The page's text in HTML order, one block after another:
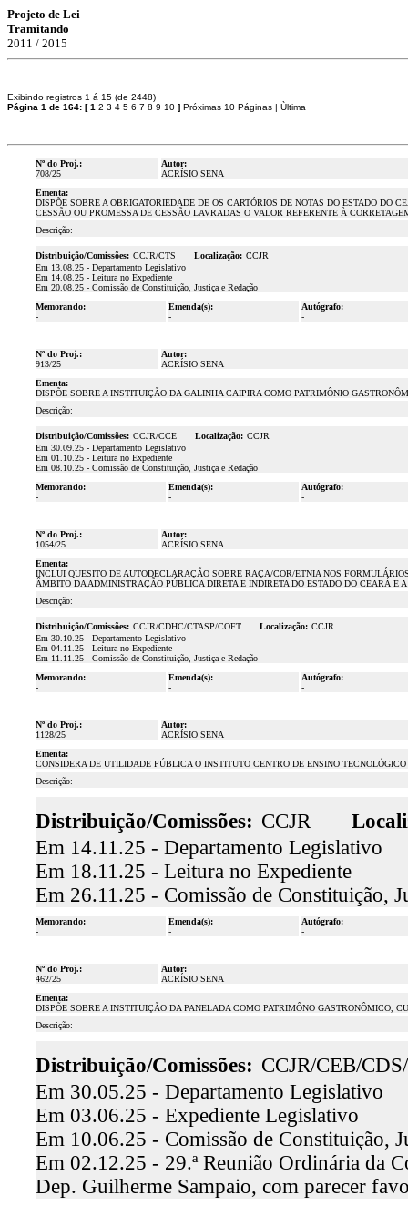
Projeto de Lei
Tramitando
2011 / 2015
Exibindo registros 1 á 15 (de 2448)
Página 1 de 164: [1 2 3 4 5 6 7 8 9 10 ] Próximas 10 Páginas | Ùltima
Nº do Proj.:
708/25
Autor:
ACRÍSIO SENA
Ementa:
DISPÕE SOBRE A OBRIGATORIEDADE DE OS CARTÓRIOS DE NOTAS DO ESTADO
CESSÃO OU PROMESSA DE CESSÃO LAVRADAS O VALOR REFERENTE À
Descrição:
Distribuição/Comissões: CCJR/CTS Localização: CCJR
Em 13.08.25 - Departamento Legislativo
Em 14.08.25 - Leitura no Expediente
Em 20.08.25 - Comissão de Constituição, Justiça e Redação
Memorando:
-
Emenda(s):
-
Autógrafo:
-
Nº do Proj.:
913/25
Autor:
ACRÍSIO SENA
Ementa:
DISPÕE SOBRE A INSTITUIÇÃO DA GALINHA CAIPIRA COMO PATRIMÔNIO
Descrição:
Distribuição/Comissões: CCJR/CCE Localização: CCJR
Em 30.09.25 - Departamento Legislativo
Em 01.10.25 - Leitura no Expediente
Em 08.10.25 - Comissão de Constituição, Justiça e Redação
Memorando:
-
Emenda(s):
-
Autógrafo:
-
Nº do Proj.:
1054/25
Autor:
ACRÍSIO SENA
Ementa:
INCLUI QUESITO DE AUTODECLARAÇÃO SOBRE RAÇA/COR/ETNIA NOS
ÂMBITO DA ADMINISTRAÇÃO PÚBLICA DIRETA E INDIRETA DO ESTADO DO CEARÁ E
Descrição:
Distribuição/Comissões: CCJR/CDHC/CTASP/COFT Localização: CCJR
Em 30.10.25 - Departamento Legislativo
Em 04.11.25 - Leitura no Expediente
Em 11.11.25 - Comissão de Constituição, Justiça e Redação
Memorando:
-
Emenda(s):
-
Autógrafo:
-
Nº do Proj.:
1128/25
Autor:
ACRÍSIO SENA
Ementa:
CONSIDERA DE UTILIDADE PÚBLICA O INSTITUTO CENTRO DE ENSINO
Descrição:
Distribuição/Comissões: CCJR
Em 14.11.25 - Departamento Legislativo
Em 18.11.25 - Leitura no Expediente
Em 26.11.25 - Comissão de Constituição,
Memorando:
-
Emenda(s):
-
Autógrafo:
-
Nº do Proj.:
462/25
Autor:
ACRÍSIO SENA
Ementa:
DISPÕE SOBRE A INSTITUIÇÃO DA PANELADA COMO PATRIMÔNO GASTRONÔMICO,
Descrição:
Distribuição/Comissões: CCJR/CEB/
Em 30.05.25 - Departamento Legislativo
Em 03.06.25 - Expediente Legislativo
Em 10.06.25 - Comissão de Constituição,
Em 02.12.25 - 29.ª Reunião Ordinária da
Dep. Guilherme Sampaio, com parecer